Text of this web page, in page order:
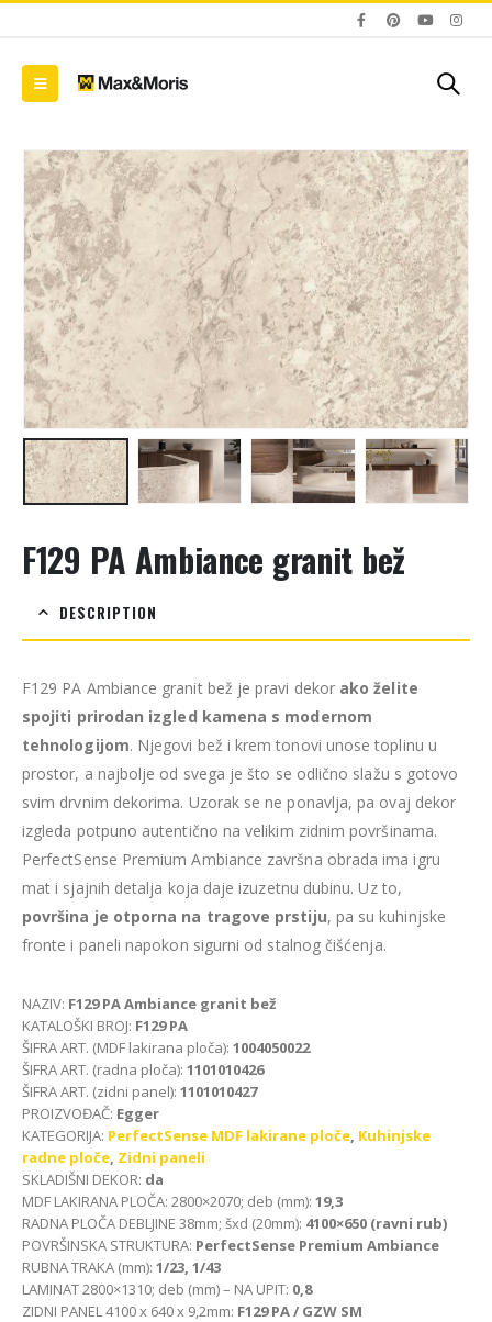
F129 PA Ambiance granit bež
DESCRIPTION
F129 PA Ambiance granit bež je pravi dekor ako želite
spojiti prirodan izgled kamena s modernom
tehnologijom. Njegovi bež i krem tonovi unose toplinu u
prostor, a najbolje od svega je što se odlično slažu s gotovo
svim drvnim dekorima. Uzorak se ne ponavlja, pa ovaj dekor
izgleda potpuno autentično na velikim zidnim površinama.
PerfectSense Premium Ambiance završna obrada ima igru
mat i sjajnih detalja koja daje izuzetnu dubinu. Uz to,
površina je otporna na tragove prstiju, pa su kuhinjske
fronte i paneli napokon sigurni od stalnog čišćenja.
NAZIV: F129 PA Ambiance granit bež
KATALOŠKI BROJ: F129 PA
ŠIFRA ART. (MDF lakirana ploča): 1004050022
ŠIFRA ART. (radna ploča): 1101010426
ŠIFRA ART. (zidni panel): 1101010427
PROIZVOĐAČ: Egger
KATEGORIJA: PerfectSense MDF lakirane ploče, Kuhinjske
radne ploče, Zidni paneli
SKLADIŠNI DEKOR: da
MDF LAKIRANA PLOČA: 2800×2070; deb (mm): 19,3
RADNA PLOČA DEBLJINE 38mm; šxd (20mm): 4100×650 (ravni rub)
POVRŠINSKA STRUKTURA: PerfectSense Premium Ambiance
RUBNA TRAKA (mm): 1/23, 1/43
LAMINAT 2800×1310; deb (mm) – NA UPIT: 0,8
ZIDNI PANEL 4100 x 640 x 9,2mm: F129 PA / GZW SM